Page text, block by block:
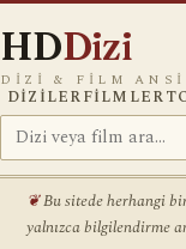
HDDizi
DIZI & FILM
DIZILERFILMLER
Bu sitede herhangi
yalnızca bilgilendirme